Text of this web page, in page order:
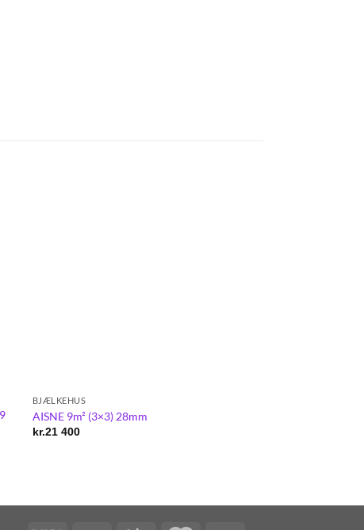
BJÆLKEHUS
AISNE 9m² (3×3) 28mm
kr.21 400